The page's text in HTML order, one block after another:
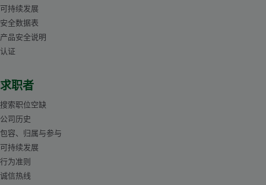
可持续发展
安全数据表
产品安全说明
认证
求职者
搜索职位空缺
公司历史
包容、归属与参与
可持续发展
行为准则
诚信热线